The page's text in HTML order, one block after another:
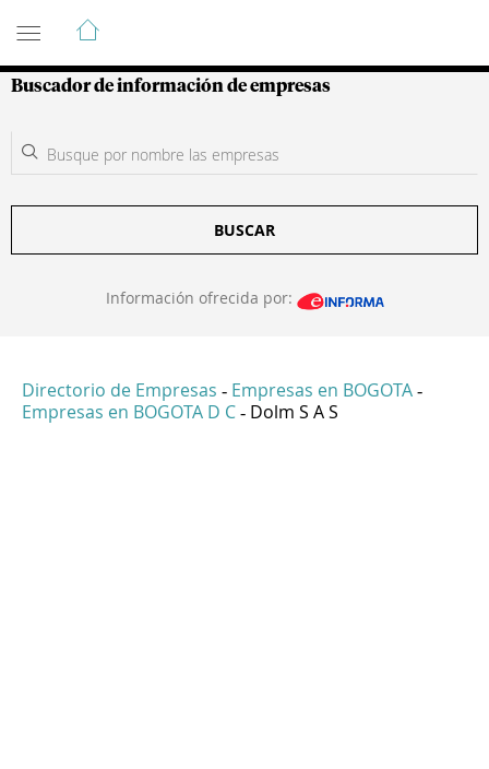
Guía de Empresas Colombianas
Buscador de información de empresas
BUSCAR
Información ofrecida por:
Directorio de Empresas - Empresas en BOGOTA -
Empresas en BOGOTA D C - Dolm S A S